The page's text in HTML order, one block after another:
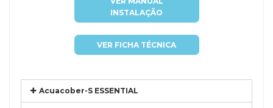
INSTALAÇÃO
VER FICHA TÉCNICA
Acuacober-S ESSENTIAL